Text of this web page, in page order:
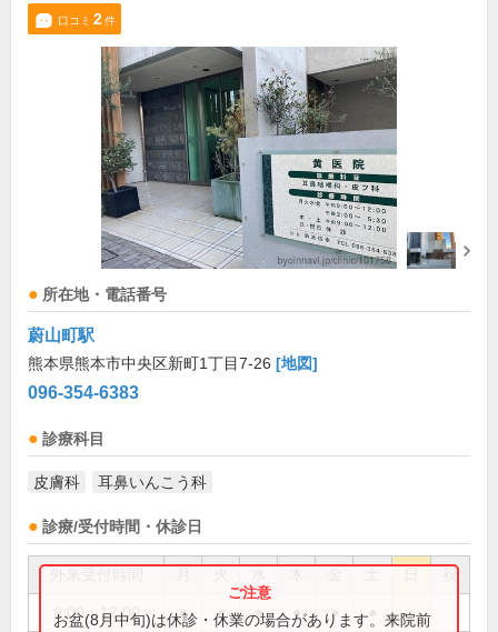
口コミ 2件
所在地・電話番号
蔚山町駅
熊本県熊本市中央区新町1丁目7-26 [地図]
096-354-6383
診療科目
皮膚科 耳鼻いんこう科
診療/受付時間・休診日
祝
9:00～12:00 ● ● ● ● ●
お盆(8月中旬)は休診・休業の場合があります。来院前